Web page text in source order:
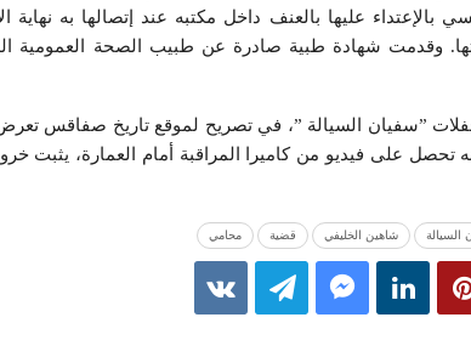
بالإعتداء عليها بالعنف داخل مكتبه عند إتصالها به نهاية
وقدمت شهادة طبية صادرة عن طبيب الصحة العمومية
”سفيان السيالة ”، في تصريح لموقع تاريخ صفاقس تعرض
تحصل على فيديو من كاميرا المراقبة أمام العمارة، يثبت
السيالة شاهين الخليفي قضية محامي